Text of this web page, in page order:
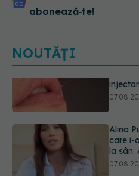
abonează‑te!
NOUTĂȚI
Alina